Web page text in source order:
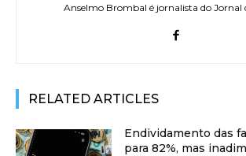
Anselmo Brombal é jornalista do Jornal
RELATED ARTICLES
Endividamento das
para 82%, mas